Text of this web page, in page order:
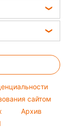
сайтом
Архив